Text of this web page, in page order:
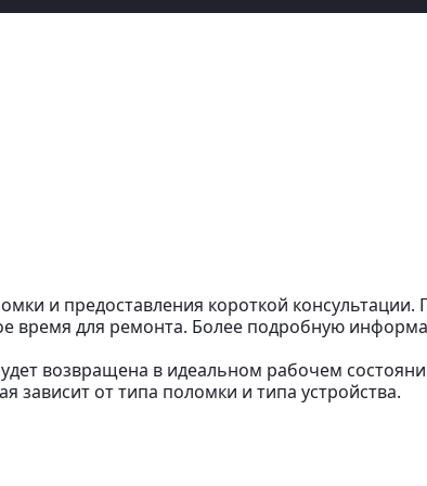
и предоставления короткой консультации.
время для ремонта. Более подробную
возвращена в идеальном рабочем
от типа поломки и типа устройства.